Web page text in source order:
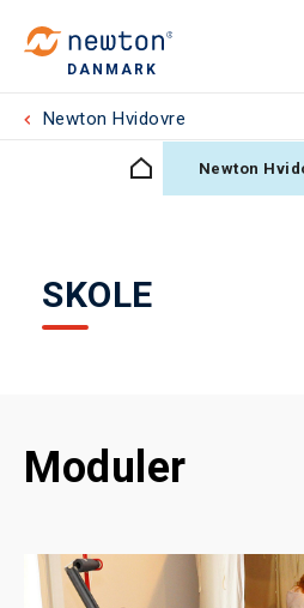
DANMARK
Newton Hvidovre
Newton
SKOLE
Moduler